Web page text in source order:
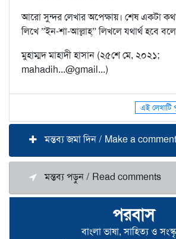
পরবাস
বাংলা ভাষা, সাহিত্য ও
আরো সুন্দর লেখার অপেক্ষায়। শেষ একটা
লিখে ”ইন-শা-আল্লাহ্” লিখলে যথার্থ হবে
মুহাম্মদ মাহাদী হাসান (২৫শে মে, ২০২১;
mahadih...@gmail...)
এই লেখাটি
মন্তব্য জমা দিন / Make a comment
মন্তব্য পড়ুন / Read comments